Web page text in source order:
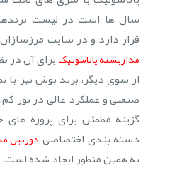
سال ها است در لیست
قرار دارد و در سایت
مداربسته پاناسونیکبرای آن در
از سوی دیگر، برند بوش نیز با
صنعتی و عملکرد عالی در نور
گزینه مطمئن برای پروژه
دسته بندی اختصاصی دوربین
به همین منظور ایجاد شده است.